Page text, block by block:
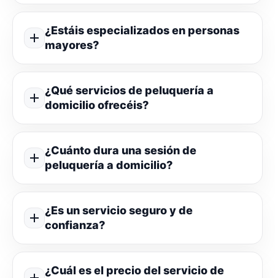
¿Estáis especializados en personas
mayores?
¿Qué servicios de peluquería a
domicilio ofrecéis?
¿Cuánto dura una sesión de
peluquería a domicilio?
¿Es un servicio seguro y de
confianza?
¿Cuál es el precio del servicio de